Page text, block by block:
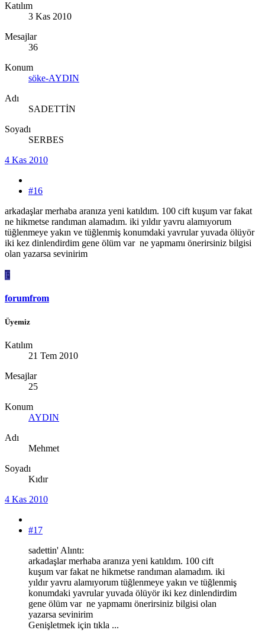
Katılım
3 Kas 2010
Mesajlar
36
Konum
söke-AYDIN
Adı
SADETTİN
Soyadı
SERBES
4 Kas 2010
#16
arkadaşlar merhaba aranıza yeni katıldım. 100 cift kuşum var fakat
ne hikmetse randıman alamadım. iki yıldır yavru alamıyorum
tüğlenmeye yakın ve tüğlenmiş konumdaki yavrular yuvada ölüyör
iki kez dinlendirdim gene ölüm var ne yapmamı önerirsiniz bilgisi
olan yazarsa sevinirim
F
forumfrom
Üyemiz
Katılım
21 Tem 2010
Mesajlar
25
Konum
AYDIN
Adı
Mehmet
Soyadı
Kıdır
4 Kas 2010
#17
sadettin' Alıntı:
arkadaşlar merhaba aranıza yeni katıldım. 100 cift
kuşum var fakat ne hikmetse randıman alamadım. iki
yıldır yavru alamıyorum tüğlenmeye yakın ve tüğlenmiş
konumdaki yavrular yuvada ölüyör iki kez dinlendirdim
gene ölüm var ne yapmamı önerirsiniz bilgisi olan
yazarsa sevinirim
Genişletmek için tıkla ...